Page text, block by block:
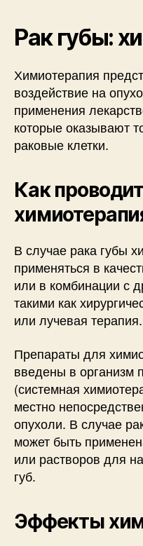
Рак губы:
Химиотерапия
воздействие на
применения
которые оказывают
раковые клетки.
Как
В случае рака губы
применяться в
или в комбинации с
такими как
или лучевая терапия.
Препараты для
введены в организм
(системная
местно
опухоли. В случае
может быть
или растворов для
губ.
Эффекты